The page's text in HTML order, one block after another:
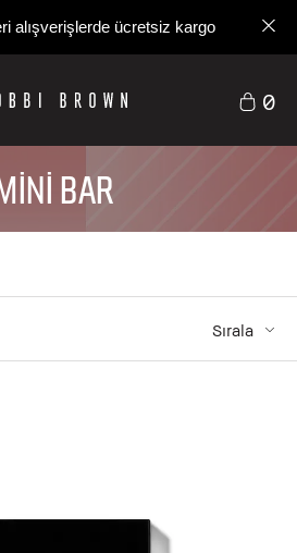
alışverişlerde ücretsiz kargo
0
BAR
Sırala